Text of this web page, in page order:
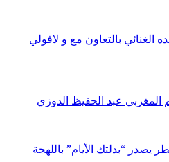
بالتعاون مع و لافولي
المغربي عبد الحفيظ الدوزي
يصدر “بدلتك الأيام” باللهجة